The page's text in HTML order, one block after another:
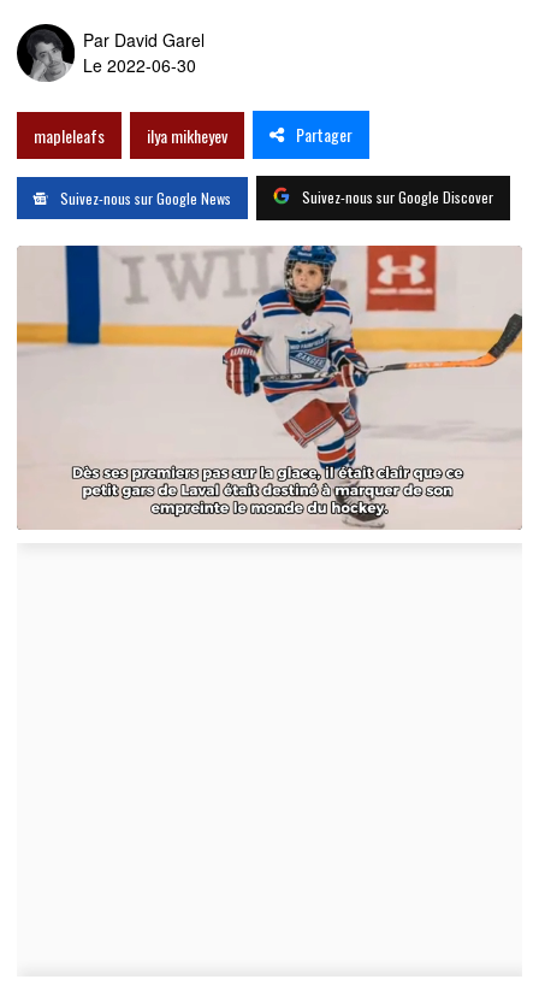
Par David Garel
Le 2022-06-30
mapleleafs ilya mikheyev Partager
Suivez-nous sur Google News Suivez-nous sur Google Discover